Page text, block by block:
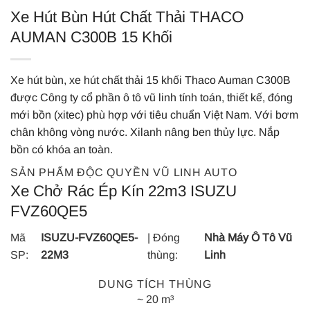
Xe Hút Bùn Hút Chất Thải THACO
AUMAN C300B 15 Khối
Xe hút bùn, xe hút chất thải 15 khối Thaco Auman C300B
được Công ty cổ phần ô tô vũ linh tính toán, thiết kế, đóng
mới bồn (xitec) phù hợp với tiêu chuẩn Việt Nam. Với bơm
chân không vòng nước. Xilanh nâng ben thủy lực. Nắp
bồn có khóa an toàn.
SẢN PHẨM ĐỘC QUYỀN VŨ LINH AUTO
Xe Chở Rác Ép Kín 22m3 ISUZU
FVZ60QE5
Mã
SP:
ISUZU-FVZ60QE5-
22M3
| Đóng
thùng:
Nhà Máy Ô Tô Vũ
Linh
DUNG TÍCH THÙNG
~ 20 m³